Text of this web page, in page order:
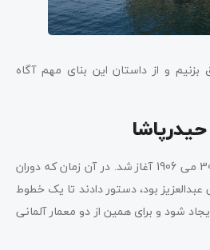
بزنیم و از داستان این بنای مهم آگاه
ساخت این بنای باشکوه در 30 می 1906 آغاز شد. در آن زمان که دوران
عبدالعزیز بود، دستور دادند تا یک خطوط
شود و برای همین از دو معمار آلمانی